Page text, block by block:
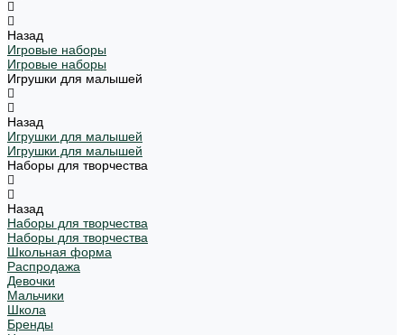
Назад
Игровые наборы
Игровые наборы
Игрушки для малышей
Назад
Игрушки для малышей
Игрушки для малышей
Наборы для творчества
Назад
Наборы для творчества
Наборы для творчества
Школьная форма
Распродажа
Девочки
Мальчики
Школа
Бренды